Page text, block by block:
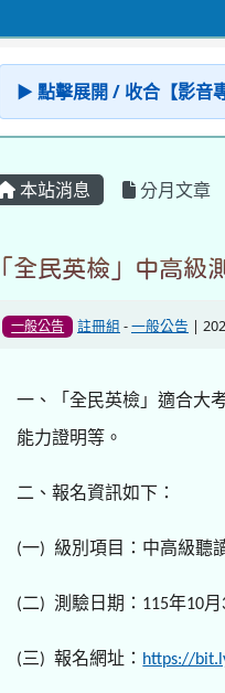
▶ 點擊展開 / 收合【影音專
本站消息 分月文章
「全民英檢」中高級
一般公告 註冊組 -一般公告 |
一、「全民英檢」適合大
能力證明等。
二、報名資訊如下：
(一) 級別項目：中高級聽
(二)測驗日期： 115年10月
(三)報名網址： https://